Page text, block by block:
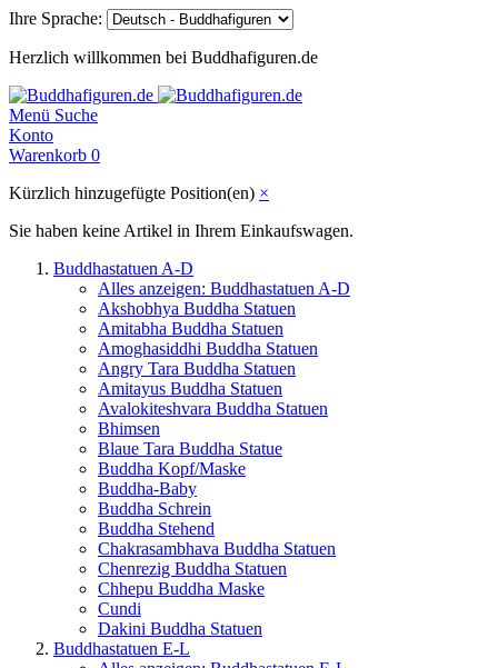
Ihre Sprache:
Herzlich willkommen bei Buddhafiguren.de
Menü Suche
Konto
Warenkorb 0
Kürzlich hinzugefügte Position(en) ×
Sie haben keine Artikel in Ihrem Einkaufswagen.
Buddhastatuen A-D
Alles anzeigen: Buddhastatuen A-D
Akshobhya Buddha Statuen
Amitabha Buddha Statuen
Amoghasiddhi Buddha Statuen
Angry Tara Buddha Statuen
Amitayus Buddha Statuen
Avalokiteshvara Buddha Statuen
Bhimsen
Blaue Tara Buddha Statue
Buddha Kopf/Maske
Buddha-Baby
Buddha Schrein
Buddha Stehend
Chakrasambhava Buddha Statuen
Chenrezig Buddha Statuen
Chhepu Buddha Maske
Cundi
Dakini Buddha Statuen
Buddhastatuen E-L